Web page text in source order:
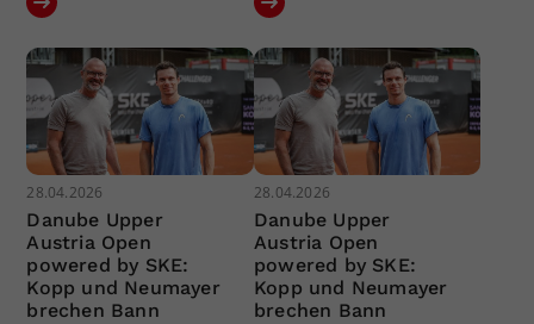
28.04.2026
Danube Upper
Austria Open
powered by SKE:
Kopp und Neumayer
brechen Bann
28.04.2026
Danube Upper
Austria Open
powered by SKE:
Kopp und Neumayer
brechen Bann